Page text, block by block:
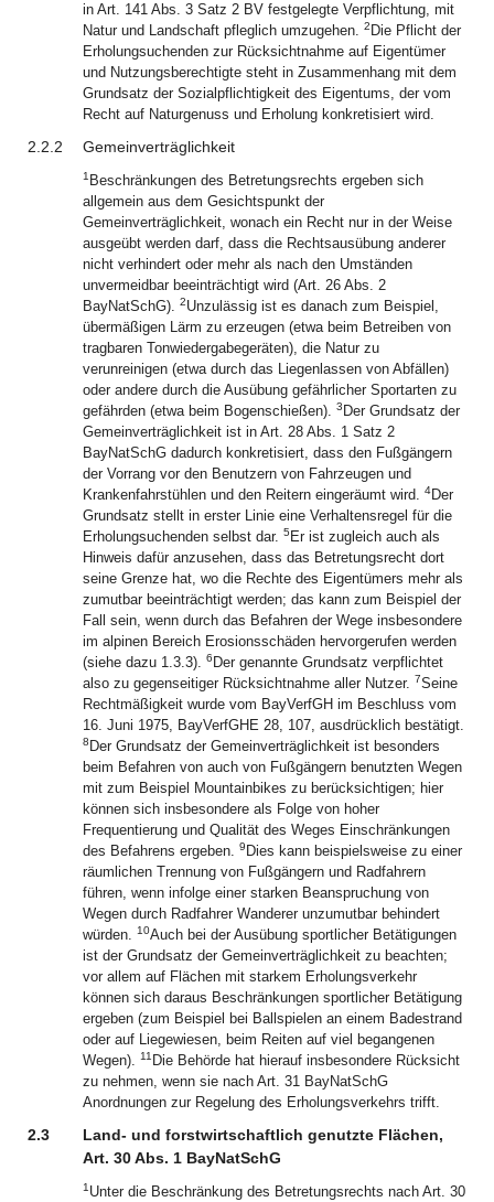
in Art. 141 Abs. 3 Satz 2 BV festgelegte Verpflichtung, mit
Natur und Landschaft pfleglich umzugehen. 2 Die Pflicht der
Erholungsuchenden zur Rücksichtnahme auf Eigentümer
und Nutzungsberechtigte steht in Zusammenhang mit dem
Grundsatz der Sozialpflichtigkeit des Eigentums, der vom
Recht auf Naturgenuss und Erholung konkretisiert wird.
2.2.2 Gemeinverträglichkeit
1 Beschränkungen des Betretungsrechts ergeben sich
allgemein aus dem Gesichtspunkt der
Gemeinverträglichkeit, wonach ein Recht nur in der Weise
ausgeübt werden darf, dass die Rechtsausübung anderer
nicht verhindert oder mehr als nach den Umständen
unvermeidbar beeinträchtigt wird (Art. 26 Abs. 2
BayNatSchG). 2Unzulässig ist es danach zum Beispiel,
übermäßigen Lärm zu erzeugen (etwa beim Betreiben von
tragbaren Tonwiedergabegeräten), die Natur zu
verunreinigen (etwa durch das Liegenlassen von Abfällen)
oder andere durch die Ausübung gefährlicher Sportarten zu
gefährden (etwa beim Bogenschießen). 3 Der Grundsatz der
Gemeinverträglichkeit ist in Art. 28 Abs. 1 Satz 2
BayNatSchG dadurch konkretisiert, dass den Fußgängern
der Vorrang vor den Benutzern von Fahrzeugen und
Krankenfahrstühlen und den Reitern eingeräumt wird. 4Der
Grundsatz stellt in erster Linie eine Verhaltensregel für die
Erholungsuchenden selbst dar. 5 Er ist zugleich auch als
Hinweis dafür anzusehen, dass das Betretungsrecht dort
seine Grenze hat, wo die Rechte des Eigentümers mehr als
zumutbar beeinträchtigt werden; das kann zum Beispiel der
Fall sein, wenn durch das Befahren der Wege insbesondere
im alpinen Bereich Erosionsschäden hervorgerufen werden
(siehe dazu 1.3.3). 6 Der genannte Grundsatz verpflichtet
also zu gegenseitiger Rücksichtnahme aller Nutzer. 7Seine
Rechtmäßigkeit wurde vom BayVerfGH im Beschluss vom
16. Juni 1975, BayVerfGHE 28, 107, ausdrücklich bestätigt.
8 Der Grundsatz der Gemeinverträglichkeit ist besonders
beim Befahren von auch von Fußgängern benutzten Wegen
mit zum Beispiel Mountainbikes zu berücksichtigen; hier
können sich insbesondere als Folge von hoher
Frequentierung und Qualität des Weges Einschränkungen
des Befahrens ergeben. 9 Dies kann beispielsweise zu einer
räumlichen Trennung von Fußgängern und Radfahrern
führen, wenn infolge einer starken Beanspruchung von
Wegen durch Radfahrer Wanderer unzumutbar behindert
würden. 10Auch bei der Ausübung sportlicher Betätigungen
ist der Grundsatz der Gemeinverträglichkeit zu beachten;
vor allem auf Flächen mit starkem Erholungsverkehr
können sich daraus Beschränkungen sportlicher Betätigung
ergeben (zum Beispiel bei Ballspielen an einem Badestrand
oder auf Liegewiesen, beim Reiten auf viel begangenen
Wegen). 11 Die Behörde hat hierauf insbesondere Rücksicht
zu nehmen, wenn sie nach Art. 31 BayNatSchG
Anordnungen zur Regelung des Erholungsverkehrs trifft.
2.3
Land- und forstwirtschaftlich genutzte Flächen,
Art. 30 Abs. 1 BayNatSchG
1Unter die Beschränkung des Betretungsrechts nach Art. 30